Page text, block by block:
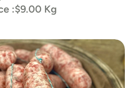
:$9.00 Kg